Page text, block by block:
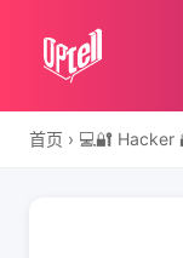
首页 › 💻🔐 Hacker